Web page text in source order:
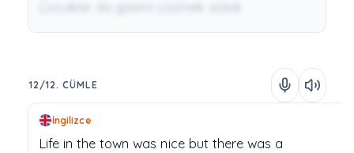
Çocuklar da gizemi çözmek istedi.
12/12. CÜMLE
İngilizce
Life in the townwas nice but there was a